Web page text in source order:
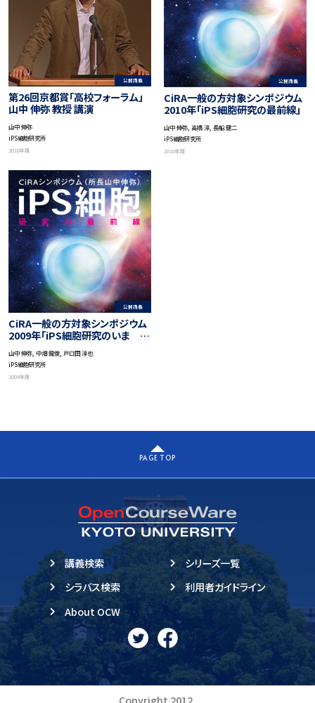
公開講義
第26回京都賞「高校フォーラム」
山中 伸弥 教授 講演
山中 伸弥
iPS細胞研究所
2010年度
公開講義
CiRA一般の方対象シンポジウム
2010年「iPS細胞研究の最前線」
山中 伸弥, 高橋 淳, 長船 健二
iPS細胞研究所
2010年度
公開講義
CiRA一般の方対象シンポジウム
2009年「iPS細胞研究のいま そ
山中 伸弥, 中畑 龍俊, 戸口田 淳也
iPS細胞研究所
2009年度
PAGE TOP
講義検索
シラバス検索
About OCW
シリーズ一覧
利用者ガイドライン